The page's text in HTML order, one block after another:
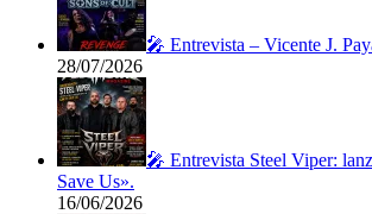
🎤 Entrevista – Vicente J.
28/07/2026
🎤 Entrevista Steel Viper:
Save Us».
16/06/2026